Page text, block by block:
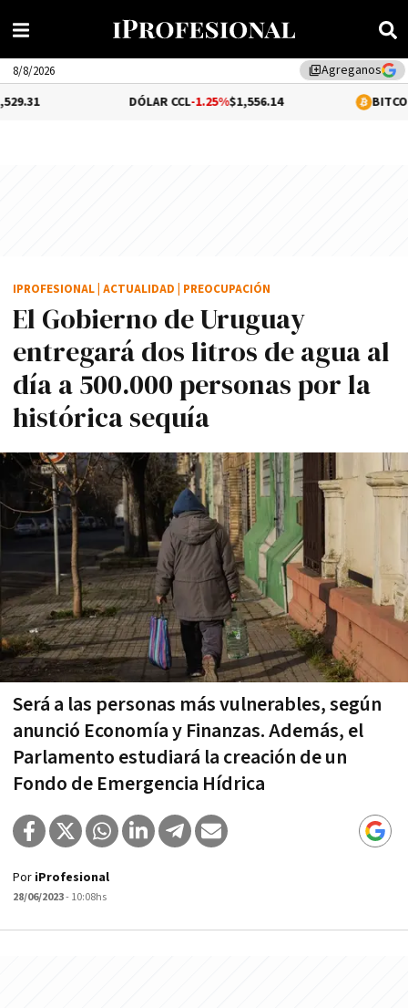
library_addAgreganos
8/8/2026
-1.25%$1,556.14 -0.02%
El Gobierno de Uruguay
entregará dos litros de agua al
día a 500.000 personas por la
histórica sequía
Será a las personas más vulnerables, según
anunció Economía y Finanzas. Además, el
Parlamento estudiará la creación de un
Fondo de Emergencia Hídrica
IPROFESIONAL ACTUALIDAD PREOCUPACIÓN
Por iProfesional
28/06/2023- 10:08hs